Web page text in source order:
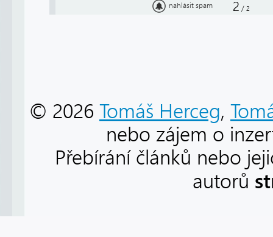
nahlásit spam 2 / 2
© 2026 Tomáš Herceg,
nebo zájem o
Přebírání článků nebo
autorů